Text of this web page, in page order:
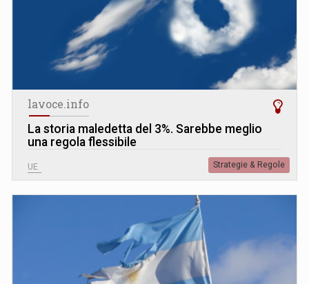
lavoce.info
La storia maledetta del 3%. Sarebbe meglio
una regola flessibile
UE Strategie & Regole